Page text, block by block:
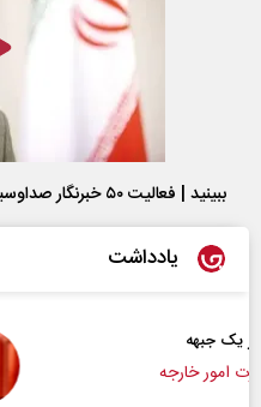
ببینید | فعالیت ۵۰ خبرنگار صداوسیما به صورت خوداتکا در ایام جنگ
یادداشت
آیا
شهاب